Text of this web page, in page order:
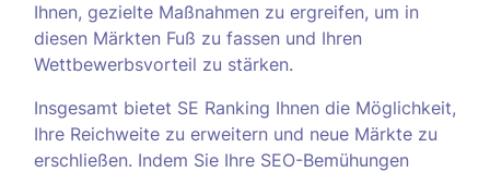
Ihnen, gezielte Maßnahmen zu ergreifen, um in
diesen Märkten Fuß zu fassen und Ihren
Wettbewerbsvorteil zu stärken.
Insgesamt bietet SE Ranking Ihnen die Möglichkeit,
Ihre Reichweite zu erweitern und neue Märkte zu
erschließen. Indem Sie Ihre SEO-Bemühungen